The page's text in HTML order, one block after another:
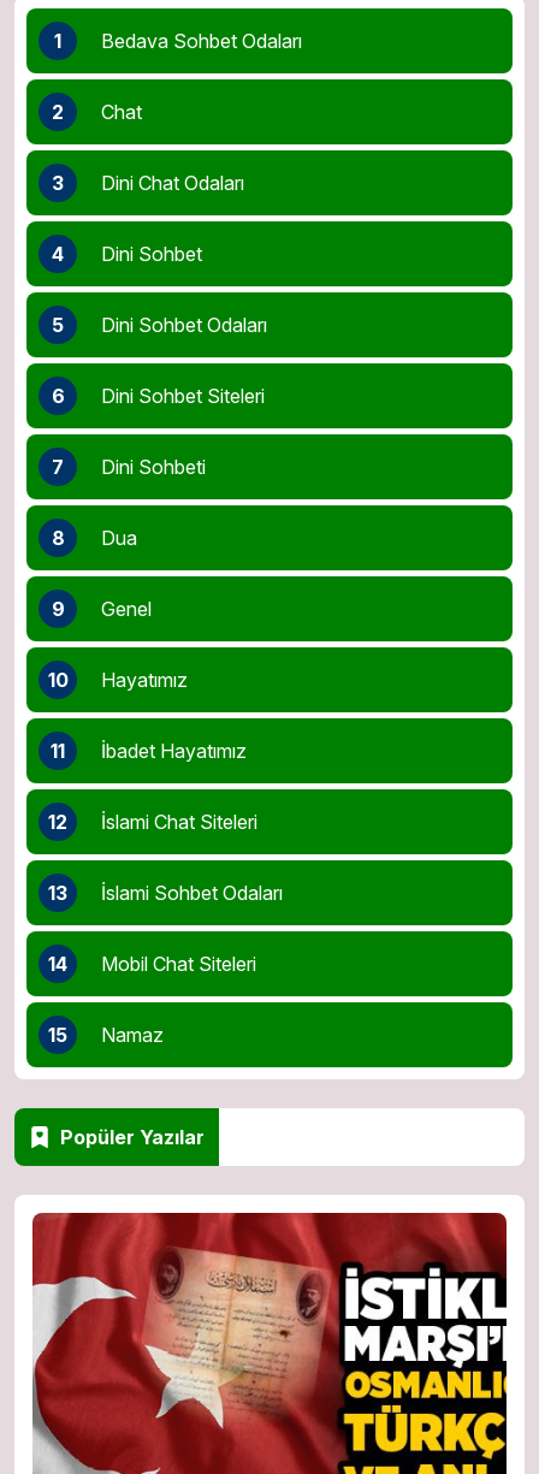
1 Bedava Sohbet Odaları
2 Chat
3 Dini Chat Odaları
4 Dini Sohbet
5 Dini Sohbet Odaları
6 Dini Sohbet Siteleri
7 Dini Sohbeti
8 Dua
9 Genel
10 Hayatımız
11 İbadet Hayatımız
12 İslami Chat Siteleri
13 İslami Sohbet Odaları
14 Mobil Chat Siteleri
15 Namaz
Popüler Yazılar